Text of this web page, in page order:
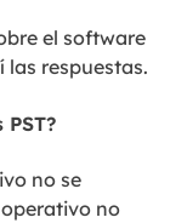
el software
las respuestas.
no se
no